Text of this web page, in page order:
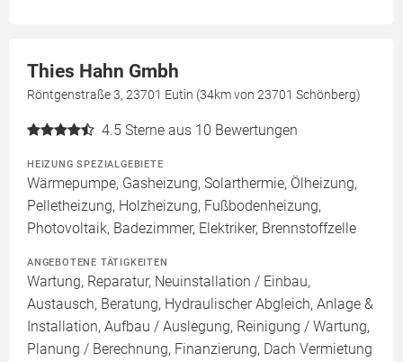
Thies Hahn Gmbh
Röntgenstraße 3, 23701 Eutin (34km von 23701 Schönberg)
4.5 Sterne aus 10 Bewertungen
HEIZUNG SPEZIALGEBIETE
Wärmepumpe, Gasheizung, Solarthermie, Ölheizung,
Pelletheizung, Holzheizung, Fußbodenheizung,
Photovoltaik, Badezimmer, Elektriker, Brennstoffzelle
ANGEBOTENE TÄTIGKEITEN
Wartung, Reparatur, Neuinstallation / Einbau,
Austausch, Beratung, Hydraulischer Abgleich, Anlage &
Installation, Aufbau / Auslegung, Reinigung / Wartung,
Planung / Berechnung, Finanzierung, Dach Vermietung